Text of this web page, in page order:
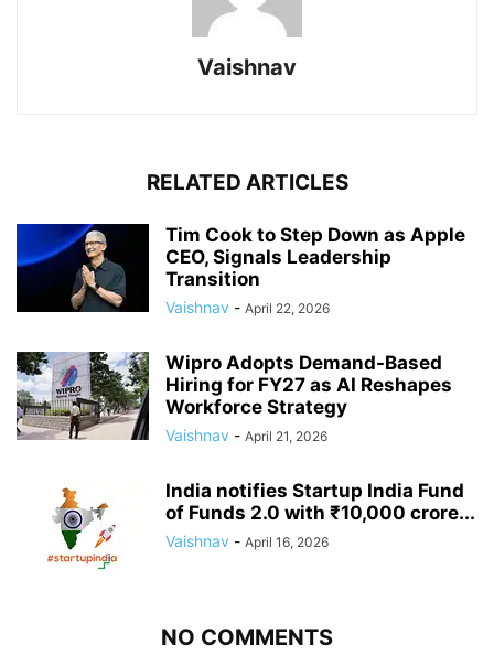
Vaishnav
RELATED ARTICLES
Tim Cook to Step Down as Apple
CEO, Signals Leadership
Transition
Vaishnav - April 22, 2026
Wipro Adopts Demand-Based
Hiring for FY27 as AI Reshapes
Workforce Strategy
Vaishnav - April 21, 2026
India notifies Startup India Fund
of Funds 2.0 with ₹10,000 crore...
Vaishnav - April 16, 2026
NO COMMENTS